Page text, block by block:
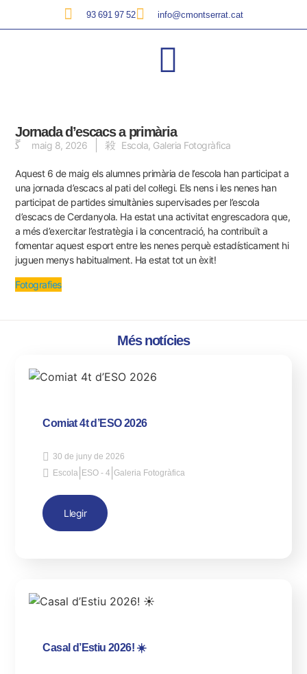
93 691 97 52 info@cmontserrat.cat
Jornada d’escacs a primària
maig 8, 2026 Escola Galeria Fotogràfica
Aquest 6 de maig els alumnes primària de l’escola han participat a
una jornada d’escacs al pati del col·legi. Els nens i les nenes han
participat de partides simultànies supervisades per l’escola
d’escacs de Cerdanyola. Ha estat una activitat engrescadora que,
a més d’exercitar l’estratègia i la concentració, ha contribuït a
fomentar aquest esport entre les nenes perquè estadísticament hi
juguen menys habitualment. Ha estat tot un èxit!
Fotografies
Més notícies
Comiat 4t d’ESO 2026
30 de juny de 2026
Escola ESO - 4 |Galeria Fotogràfica
Llegir
Casal d’Estiu 2026! ☀️